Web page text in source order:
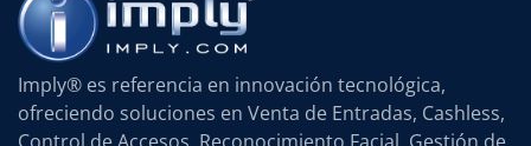
Imply® es referencia en innovación tecnológica,
ofreciendo soluciones en Venta de Entradas, Cashless,